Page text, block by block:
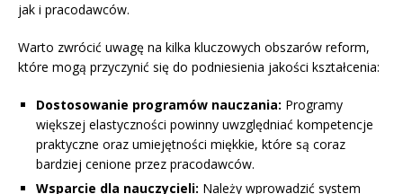
jak i pracodawców.
Warto zwrócić uwagę na kilka kluczowych obszarów reform,
które mogą przyczynić się do podniesienia jakości kształcenia:
Dostosowanie programów nauczania: Programy
większej elastyczności powinny uwzględniać kompetencje
praktyczne oraz umiejętności miękkie, które są coraz
bardziej cenione przez pracodawców.
Wsparcie dla nauczycieli: Należy wprowadzić system